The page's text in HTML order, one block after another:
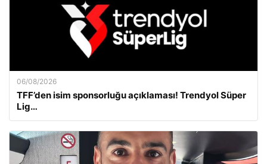
06/08/2026
TFF’den isim sponsorluğu açıklaması! Trendyol Süper
Lig…